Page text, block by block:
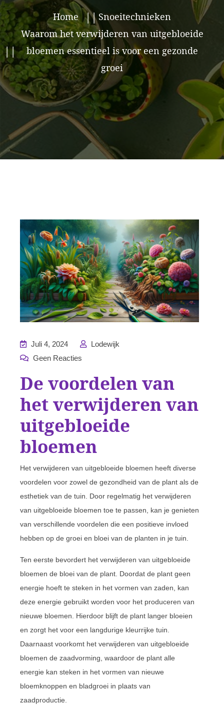
Home
Snoeitechnieken
Waarom het verwijderen van uitgebloeide
bloemen essentieel is voor een gezonde
groei
Juli 4, 2024
Lodewijk
Geen Reacties
De voordelen van
het verwijderen van
uitgebloeide
bloemen
Het verwijderen van uitgebloeide bloemen heeft diverse
voordelen voor zowel de gezondheid van de plant als de
esthetiek van de tuin. Door regelmatig het verwijderen
van uitgebloeide bloemen toe te passen, kan je genieten
van verschillende voordelen die een positieve invloed
hebben op de groei en bloei van de planten in je tuin.
Ten eerste bevordert het verwijderen van uitgebloeide
bloemen de bloei van de plant. Doordat de plant geen
energie hoeft te steken in het vormen van zaden, kan
deze energie gebruikt worden voor het produceren van
nieuwe bloemen. Hierdoor blijft de plant langer bloeien
en zorgt het voor een langdurige kleurrijke tuin.
Daarnaast voorkomt het verwijderen van uitgebloeide
bloemen de zaadvorming, waardoor de plant alle
energie kan steken in het vormen van nieuwe
bloemknoppen en bladgroei in plaats van
zaadproductie.